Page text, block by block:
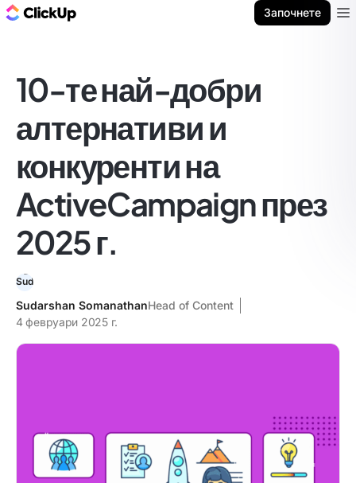
Започнете
10-те най-добри
алтернативи и
конкуренти на
ActiveCampaign през
2025 г.
Sudarshan SomanathanHead of Content
4 февруари 2025 г.